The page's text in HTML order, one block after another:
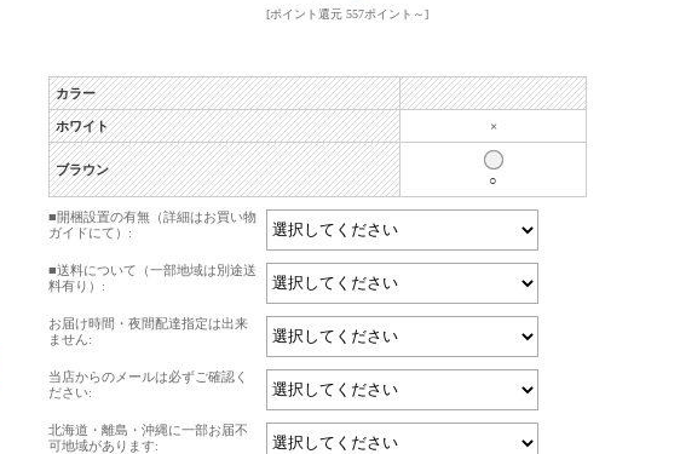
[ポイント還元 557ポイント～]
カラー
ホワイト ×
ブラウン
○
■開梱設置の有無（詳細はお買い物
ガイドにて）:
■送料について（一部地域は別途送
料有り）:
お届け時間・夜間配達指定は出来
ません:
当店からのメールは必ずご確認く
ださい:
北海道・離島・沖縄に一部お届不
可地域があります: